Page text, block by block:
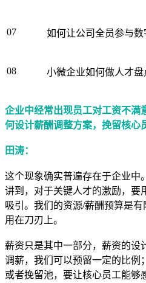
07 如何让公司全员参与数
08 小微企业如何做人才盘
企业中经常出现员工对工资不满
何设计薪酬调整方案，挽留核心
田涛：
这个现象确实普遍存在于企业中
讲到，对于关键人才的激励，要
吸引。我们的资源/薪酬预算是
用在刀刃上。
薪资只是其中一部分，薪资的设
调薪，我们可以预留一定的比例
或者挽留池，要让核心员工能够